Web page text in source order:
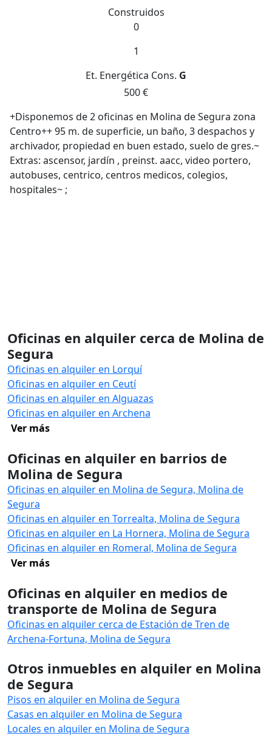
Construidos
0
1
Et. Energética Cons. G
500 €
+Disponemos de 2 oficinas en Molina de Segura zona
Centro++ 95 m. de superficie, un baño, 3 despachos y
archivador, propiedad en buen estado, suelo de gres.~
Extras: ascensor, jardín , preinst. aacc, video portero,
autobuses, centrico, centros medicos, colegios,
hospitales~ ;
Oficinas en alquiler cerca de Molina de
Segura
Oficinas en alquiler en Lorquí
Oficinas en alquiler en Ceutí
Oficinas en alquiler en Alguazas
Oficinas en alquiler en Archena
Ver más
Oficinas en alquiler en barrios de
Molina de Segura
Oficinas en alquiler en Molina de Segura, Molina de
Segura
Oficinas en alquiler en Torrealta, Molina de Segura
Oficinas en alquiler en La Hornera, Molina de Segura
Oficinas en alquiler en Romeral, Molina de Segura
Ver más
Oficinas en alquiler en medios de
transporte de Molina de Segura
Oficinas en alquiler cerca de Estación de Tren de
Archena-Fortuna, Molina de Segura
Otros inmuebles en alquiler en Molina
de Segura
Pisos en alquiler en Molina de Segura
Casas en alquiler en Molina de Segura
Locales en alquiler en Molina de Segura